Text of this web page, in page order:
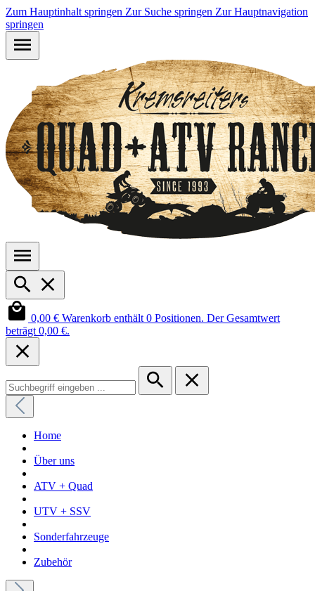
Zum Hauptinhalt springen Zur Suche springen Zur Hauptnavigation
springen
0,00 € Warenkorb enthält 0 Positionen. Der Gesamtwert
beträgt 0,00 €.
Home
Über uns
ATV + Quad
UTV + SSV
Sonderfahrzeuge
Zubehör